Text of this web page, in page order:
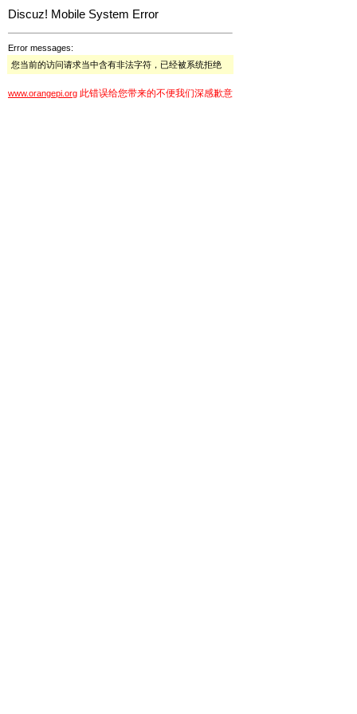
Discuz! Mobile System Error
Error messages:
您当前的访问请求当中含有非法字符，已经被系统拒绝
www.orangepi.org 此错误给您带来的不便我们深感歉意